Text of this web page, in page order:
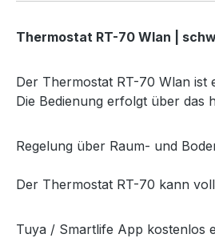
Thermostat RT-70 Wlan |
Der Thermostat RT-70 Wlan
Die Bedienung erfolgt über das
Regelung über Raum- und
Der Thermostat RT-70 kann
Tuya / Smartlife App kostenlos